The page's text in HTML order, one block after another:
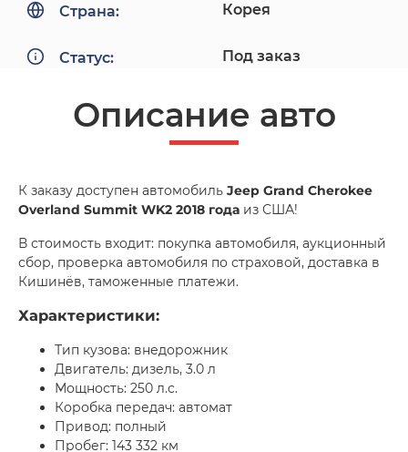
Страна: Корея
Статус: Под заказ
Описание авто
К заказу доступен автомобиль Jeep Grand Cherokee
Overland Summit WK2 2018 года из США!
В стоимость входит: покупка автомобиля, аукционный
сбор, проверка автомобиля по страховой, доставка в
Кишинёв, таможенные платежи.
Характеристики:
Тип кузова: внедорожник
Двигатель: дизель, 3.0 л
Мощность: 250 л.с.
Коробка передач: автомат
Привод: полный
Пробег: 143 332 км